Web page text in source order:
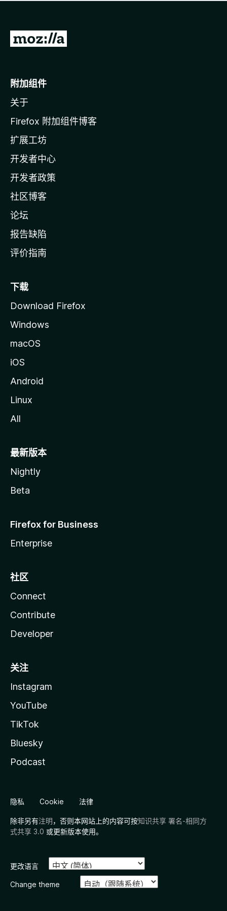
无
转
o
i
l
a
主
页
附加组件
关于
Firefox 附加组件博客
扩展工坊
开发者中心
开发者政策
社区博客
论坛
报告缺陷
评价指南
下载
Download Firefox
Windows
macOS
iOS
Android
Linux
All
最新版本
Nightly
Beta
Firefox for Business
Enterprise
社区
Connect
Contribute
Developer
关注
Instagram
YouTube
TikTok
Bluesky
Podcast
隐私 Cookie 法律
除非另有注明，否则本网站上的内容可按知识共享 署名-相同方
式共享 3.0 或更新版本使用。
更改语言
Change theme